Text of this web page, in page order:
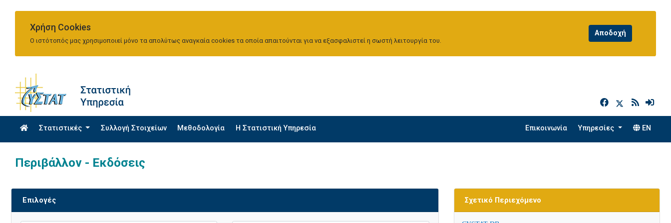
Χρήση Cookies
Ο ιστότοπός μας χρησιμοποιεί μόνο τα απολύτως αναγκαία cookies τα οποία απαιτούνται για να εξασφαλιστεί η σωστή λειτουργία του.
h
Στατιστικές Συλλογή Στοιχείων Μεθοδολογία H Στατιστική Υπηρεσία Επικοινωνία Υπηρεσίες EN
Περιβάλλον - Εκδόσεις
Επιλογές Σχετικό Περιεχόμενο